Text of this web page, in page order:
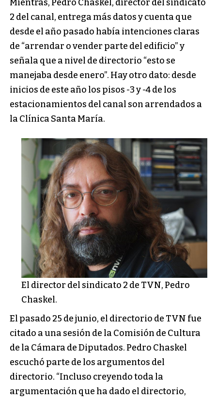
Mientras, Pedro Chaskel, director del sindicato
2 del canal, entrega más datos y cuenta que
desde el año pasado había intenciones claras
de “arrendar o vender parte del edificio” y
señala que a nivel de directorio “esto se
manejaba desde enero”. Hay otro dato: desde
inicios de este año los pisos -3 y -4 de los
estacionamientos del canal son arrendados a
la Clínica Santa María.
El director del sindicato 2 de TVN, Pedro
Chaskel.
El pasado 25 de junio, el directorio de TVN fue
citado a una sesión de la Comisión de Cultura
de la Cámara de Diputados. Pedro Chaskel
escuchó parte de los argumentos del
directorio. “Incluso creyendo toda la
argumentación que ha dado el directorio,